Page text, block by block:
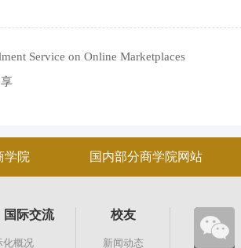
Service on Online Marketplaces
学院 国内部分商学院网站
国际交流
化概况
校友
新闻动态